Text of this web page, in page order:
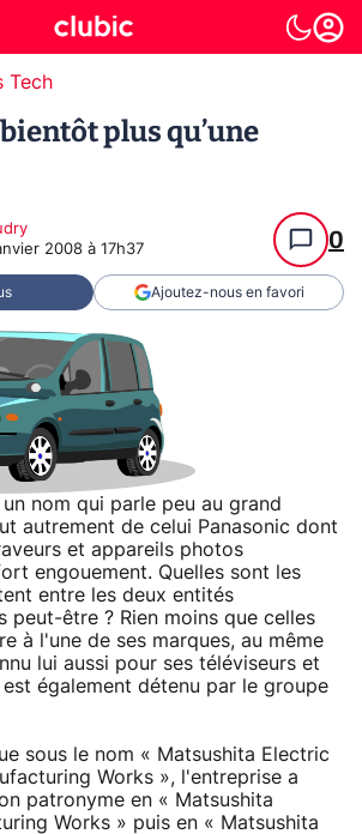
Tech
plus qu’une
2008 à 17h37 0
Ajoutez-nous en favori
nom qui parle peu au grand
autrement de celui Panasonic dont
et appareils photos
engouement. Quelles sont les
entre les deux entités
peut-être ? Rien moins que celles
à l'une de ses marques, au même
lui aussi pour ses téléviseurs et
également détenu par le groupe
sous le nom « Matsushita Electric
Works », l'entreprise a
patronyme en « Matsushita
Works » puis en « Matsushita